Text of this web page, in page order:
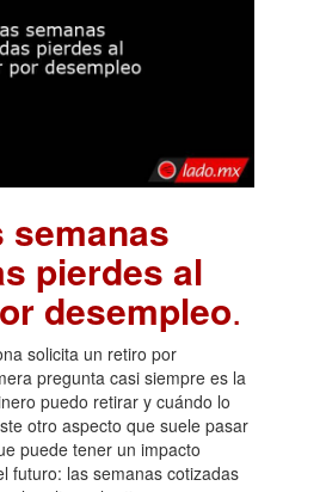
semanas
pierdes al
desempleo.
solicita un retiro por
pregunta casi siempre es la
puedo retirar y cuándo lo
otro aspecto que suele pasar
puede tener un impacto
futuro: las semanas cotizadas